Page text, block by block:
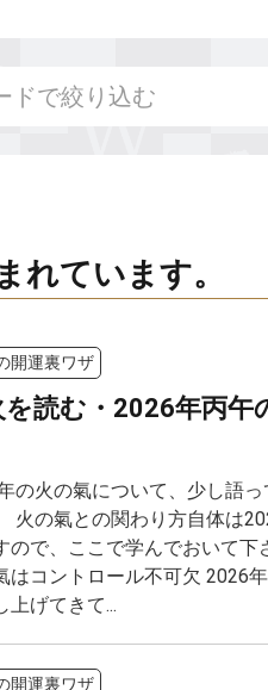
れています。
開運裏ワザ
を読む・2026年丙午
の火の氣について、少し語
火の氣との関わり方自体は
ので、ここで学んでおいて下
はコントロール不可欠 2026
上げてきて...
開運裏ワザ